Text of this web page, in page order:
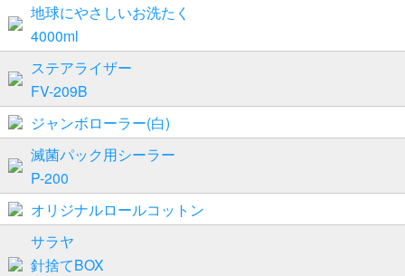
地球にやさしいお洗たく
4000ml
ステアライザー
FV-209B
ジャンボローラー(白)
滅菌パック用シーラー
P-200
オリジナルロールコットン
サラヤ
針捨てBOX